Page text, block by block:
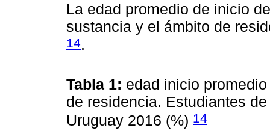
La edad promedio de inicio
sustancia y el ámbito de
14.
Tabla 1: edad inicio
de residencia. Estudiantes
Uruguay 2016 (%) 14